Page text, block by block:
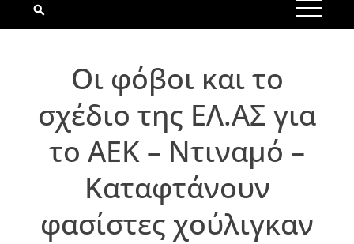
Οι φόβοι και το
σχέδιο της ΕΛ.ΑΣ για
το ΑΕΚ – Ντιναμό –
Καταφτάνουν
φασίστες χούλιγκαν